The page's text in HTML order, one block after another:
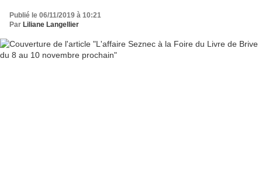
Publié le 06/11/2019 à 10:21
Par Liliane Langellier